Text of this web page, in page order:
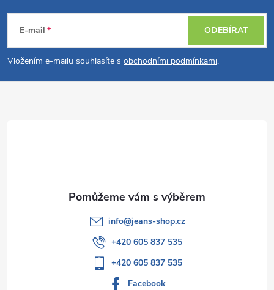
p
a
E-mail
Vložením e-mailu souhlasíte s obchodními podmínkami.
ODEBÍRAT
info@jeans-shop.cz
+420 605 837 535
+420 605 837 535
Facebook